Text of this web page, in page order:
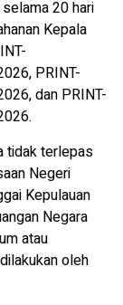
20 hari
Kepala
PRINT-
dan PRINT-
tidak terlepas
Negeri
Kepulauan
Negara
atau
oleh